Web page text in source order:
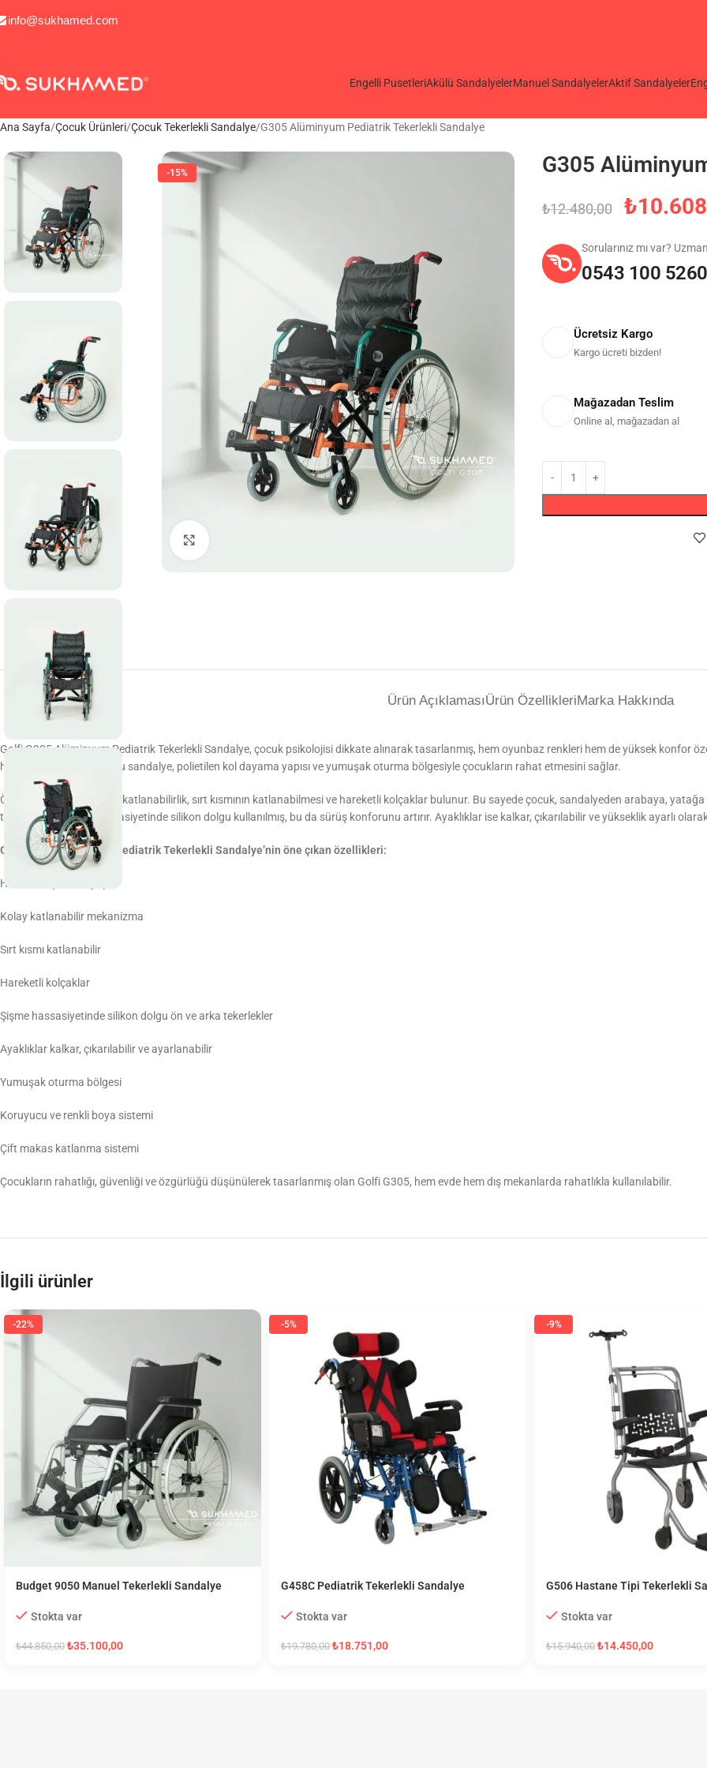
info@sukhamed.com
Engelli PusetleriAkülü SandalyelerManuel SandalyelerAktif Sandalyeler
Ana Sayfa Çocuk Ürünleri Çocuk Tekerlekli Sandalye G305 Alüminyum Pediatrik Tekerlekli Sandalye
-15% G305
₺12.480,00 ₺
Sorularınız mı var?
0543 100 5260
Ücretsiz Kargo
Kargo ücreti bizden!
Mağazadan Teslim
Online al, mağazadan al
Ürün AçıklamasıÜrün ÖzellikleriMarka Hakkında
Golfi G305 Alüminyum Pediatrik Tekerlekli Sandalye, çocuk psikolojisi dikkate alınarak tasarlanmış, hem oyunbaz renkleri hem de yüksek konfor
hafif ve taşınabilir olan bu sandalye, polietilen kol dayama yapısı ve yumuşak oturma bölgesiyle çocukların rahat etmesini sağlar.
Özellikleri arasında kolay katlanabilirlik, sırt kısmının katlanabilmesi ve hareketli kolçaklar bulunur. Bu sayede çocuk, sandalyeden arabaya,
tekerleklerde şişme hassasiyetinde silikon dolgu kullanılmış, bu da sürüş konforunu artırır. Ayaklıklar ise kalkar, çıkarılabilir ve yükseklik ayarlı
Golfi G305 Alüminyum Pediatrik Tekerlekli Sandalye’nin öne çıkan özellikleri:
Hafif ve taşınabilir yapı
Kolay katlanabilir mekanizma
Sırt kısmı katlanabilir
Hareketli kolçaklar
Şişme hassasiyetinde silikon dolgu ön ve arka tekerlekler
Ayaklıklar kalkar, çıkarılabilir ve ayarlanabilir
Yumuşak oturma bölgesi
Koruyucu ve renkli boya sistemi
Çift makas katlanma sistemi
Çocukların rahatlığı, güvenliği ve özgürlüğü düşünülerek tasarlanmış olan Golfi G305, hem evde hem dış mekanlarda rahatlıkla kullanılabilir.
İlgili ürünler
-22%
Budget 9050 Manuel Tekerlekli Sandalye
Stokta var
₺44.850,00 ₺35.100,00
-5%
G458C Pediatrik Tekerlekli Sandalye
Stokta var
₺19.780,00 ₺18.751,00
-9%
G506 Hastane Tipi Tekerlekli
Stokta var
₺15.940,00 ₺14.450,00